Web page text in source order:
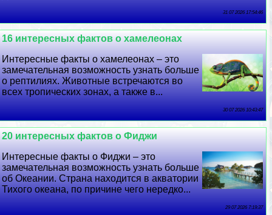
31 07 2026 17:54:46
16 интересных фактов о хамелеонах
Интересные факты о хамелеонах – это
замечательная возможность узнать больше
о рептилиях. Животные встречаются во
всех тропических зонах, а также в...
30 07 2026 10:43:47
20 интересных фактов о Фиджи
Интересные факты о Фиджи – это
замечательная возможность узнать больше
об Океании. Страна находится в акватории
Тихого океана, по причине чего нередко...
29 07 2026 7:19:37